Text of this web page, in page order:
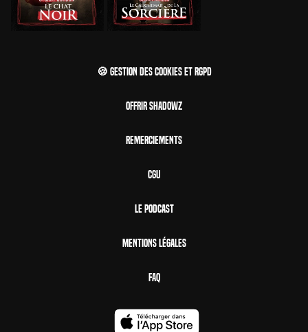
🍪 Gestion des cookies et RGPD
Offrir Shadowz
Remerciements
CGU
Le Podcast
Mentions Légales
FAQ